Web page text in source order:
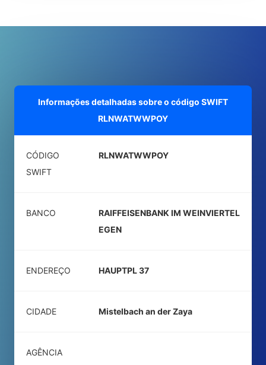
Informações detalhadas sobre o código SWIFT
RLNWATWWPOY
CÓDIGO
SWIFT
RLNWATWWPOY
BANCO
RAIFFEISENBANK IM WEINVIERTEL
EGEN
ENDEREÇO HAUPTPL 37
CIDADE Mistelbach an der Zaya
AGÊNCIA